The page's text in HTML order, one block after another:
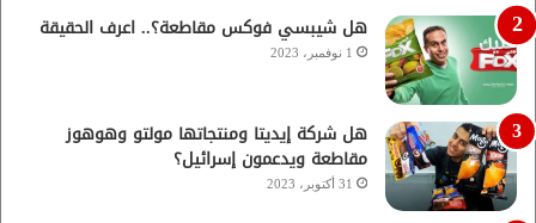
هل شيبسي فوكس مقاطعة؟.. اعرف الحقيقة
1 نوفمبر، 2023
هل شركة إيديتا ومنتجاتها مولتو وهوهوز
مقاطعة ويدعمون إسرائيل؟
31 أكتوبر، 2023